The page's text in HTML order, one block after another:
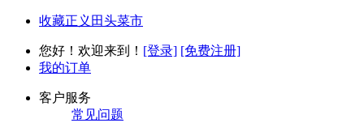
收藏正义田头菜市
您好！欢迎来到！ [登录] [免费注册]
我的订单
客户服务
常见问题